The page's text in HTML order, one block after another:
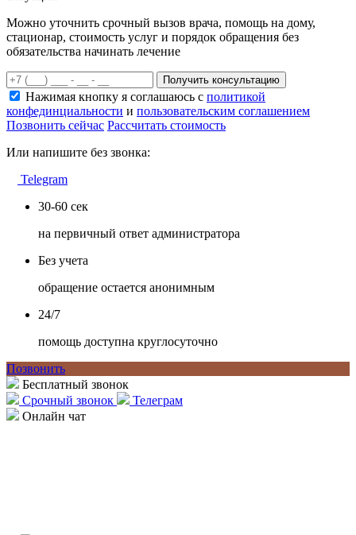
Можно уточнить срочный вызов врача, помощь на дому,
стационар, стоимость услуг и порядок обращения без
обязательства начинать лечение
Получить консультацию
Нажимая кнопку я соглашаюсь с политикой
конфединциальности и пользовательским соглашением
Позвонить сейчас Рассчитать стоимость
Или напишите без звонка:
Telegram
30-60 сек
на первичный ответ администратора
Без учета
обращение остается анонимным
24/7
помощь доступна круглосуточно
Позвонить
Бесплатный звонок
Срочный звонок
Телеграм
Онлайн чат